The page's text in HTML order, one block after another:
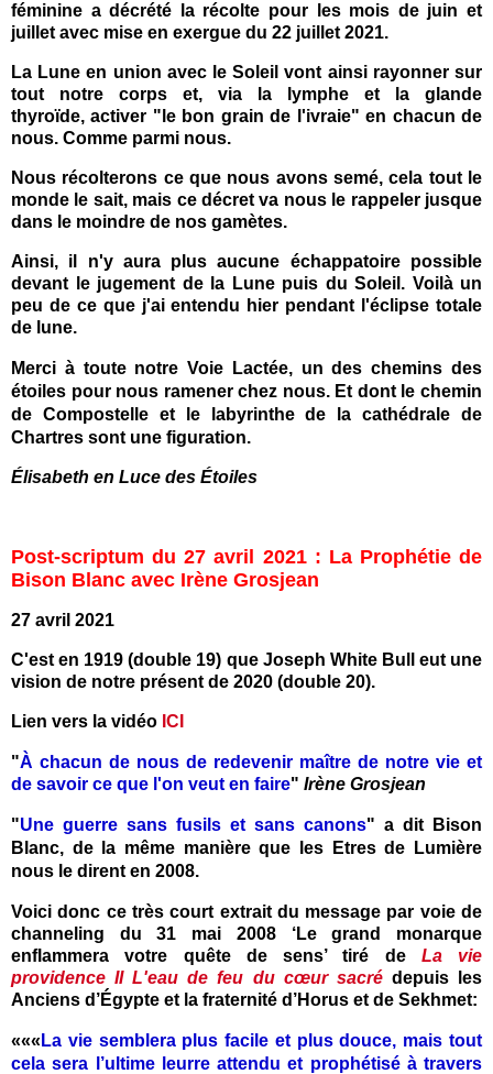
féminine a décrété la récolte pour les mois de juin et
juillet avec mise en exergue du 22 juillet 2021.
La Lune en union avec le Soleil vont ainsi rayonner sur
tout notre corps et, via la lymphe et la glande
thyroïde, activer "le bon grain de l'ivraie" en chacun de
nous. Comme parmi nous.
Nous récolterons ce que nous avons semé, cela tout le
monde le sait, mais ce décret va nous le rappeler jusque
dans le moindre de nos gamètes.
Ainsi, il n'y aura plus aucune échappatoire possible
devant le jugement de la Lune puis du Soleil. Voilà un
peu de ce que j'ai entendu hier pendant l'éclipse totale
de lune.
Merci à toute notre Voie Lactée, un des chemins des
étoiles pour nous ramener chez nous. Et dont le chemin
de Compostelle et le labyrinthe de la cathédrale de
Chartres sont une figuration.
Élisabeth en Luce des Étoiles
Post-scriptum du 27 avril 2021 : La Prophétie de
Bison Blanc avec Irène Grosjean
27 avril 2021
C'est en 1919 (double 19) que Joseph White Bull eut une
vision de notre présent de 2020 (double 20).
Lien vers la vidéo ICI
"À chacun de nous de redevenir maître de notre vie et
de savoir ce que l'on veut en faire" Irène Grosjean
"Une guerre sans fusils et sans canons" a dit Bison
Blanc, de la même manière que les Etres de Lumière
nous le dirent en 2008.
Voici donc ce très court extraitdu message par voie de
channeling du 31 mai 2008 ‘Le grand monarque
enflammera votre quête de sens’ tiré de La vie
providence II L'eau de feu du cœur sacrédepuis les
Anciens d’Égypte et la fraternité d’Horus et de Sekhmet:
««« La vie semblera plus facile et plus douce, mais tout
cela sera l’ultime leurre attendu et prophétisé à travers